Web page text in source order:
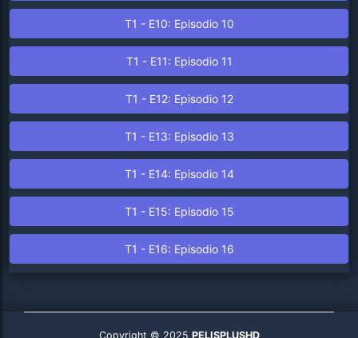
T1 - E10: Episodio 10
T1 - E11: Episodio 11
T1 - E12: Episodio 12
T1 - E13: Episodio 13
T1 - E14: Episodio 14
T1 - E15: Episodio 15
T1 - E16: Episodio 16
Copyright © 2025 PELISPLUSHD